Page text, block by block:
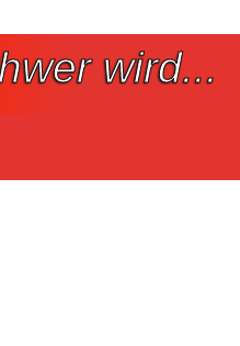
wird...